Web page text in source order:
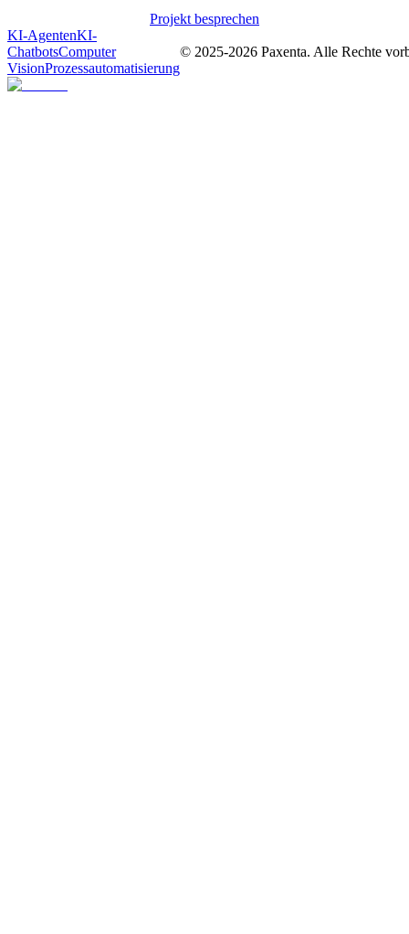
Projekt besprechen
KI-AgentenKI-
ChatbotsComputer
VisionProzessautomatisierung
© 2025-2026 Paxenta. Alle Rechte